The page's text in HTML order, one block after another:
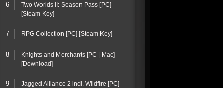
6
Two Worlds II: Season Pass [PC]
[Steam Key]
7 RPG Collection [PC] [Steam Key]
8
Knights and Merchants [PC | Mac]
[Download]
9 Jagged Alliance 2 incl. Wildfire [PC]